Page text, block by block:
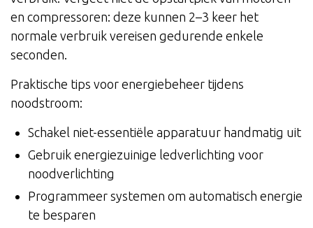
en compressoren: deze kunnen 2–3 keer het
normale verbruik vereisen gedurende enkele
seconden.
Praktische tips voor energiebeheer tijdens
noodstroom:
Schakel niet-essentiële apparatuur handmatig uit
Gebruik energiezuinige ledverlichting voor
noodverlichting
Programmeer systemen om automatisch energie
te besparen